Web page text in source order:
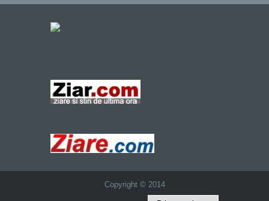
Copyright © 2014